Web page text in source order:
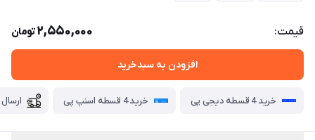
قیمت: 2,550,000تومان
افزودن به سبدخرید
خرید 4 قسطه دیجی پی خرید 4 قسطه اسنپ پی